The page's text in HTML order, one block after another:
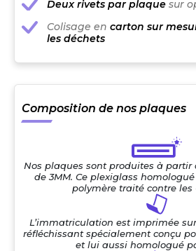
Deux rivets par plaque sur
Colisage en carton sur
les déchets
Composition de nos plaques
Nos plaques sont produites à partir
de 3MM. Ce plexiglass homologué
polymère traité contre les
L’immatriculation est imprimée
réfléchissant spécialement conçu
et lui aussi homologué